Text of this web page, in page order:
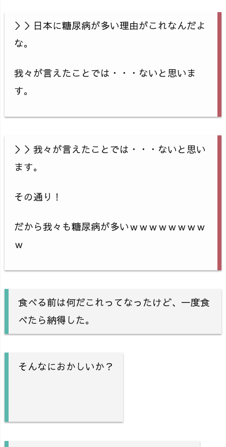
＞＞日本に糖尿病が多い理由がこれなんだよ
な。
我々が言えたことでは・・・ないと思いま
す。
＞＞我々が言えたことでは・・・ないと思い
ます。
その通り！
だから我々も糖尿病が多いｗｗｗｗｗｗｗｗ
ｗ
食べる前は何だこれってなったけど、一度食
べたら納得した。
そんなにおかしいか？